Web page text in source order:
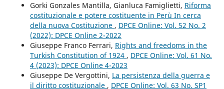
Gorki Gonzales Mantilla, Gianluca Famiglietti, Riforma
costituzionale e potere costituente in Perù In cerca
della nuova Costituzione , DPCE Online: Vol. 52 No. 2
(2022): DPCE Online 2-2022
Giuseppe Franco Ferrari, Rights and freedoms in the
Turkish Constitution of 1924 , DPCE Online: Vol. 61 No.
4 (2023): DPCE Online 4-2023
Giuseppe De Vergottini, La persistenza della guerra e
il diritto costituzionale , DPCE Online: Vol. 63 No. SP1